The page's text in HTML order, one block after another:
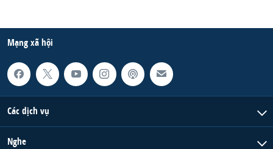
Mạng xã hội
Các dịch vụ
Nghe